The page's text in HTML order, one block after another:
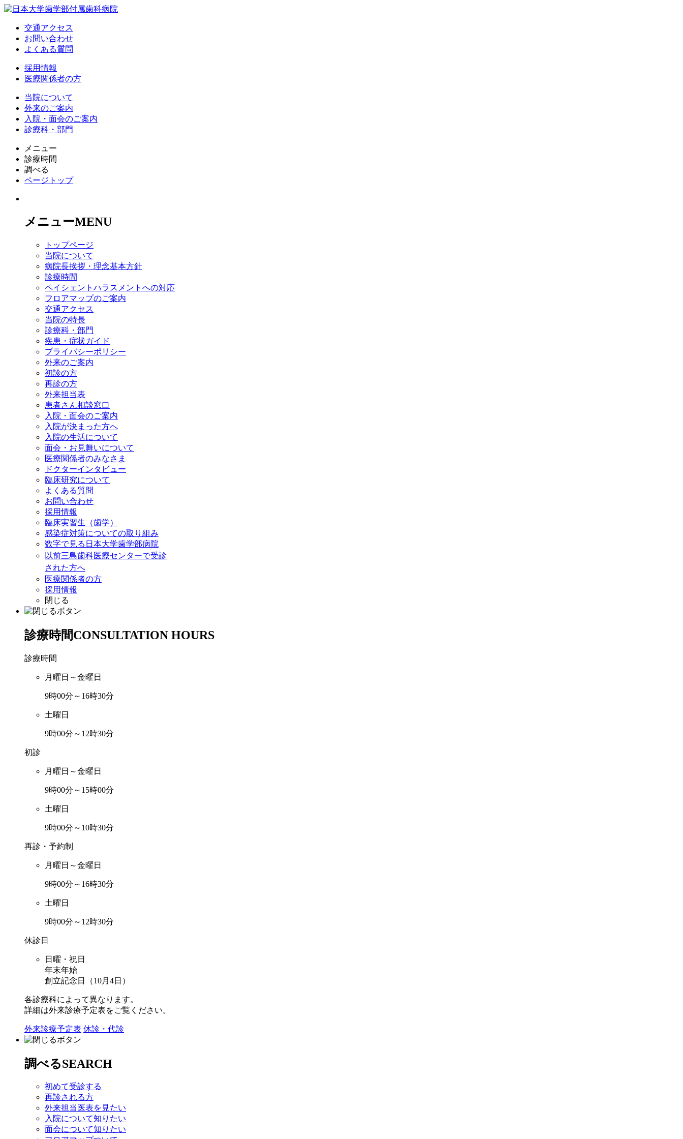
交通アクセス
お問い合わせ
よくある質問
採用情報
医療関係者の方
当院について
外来のご案内
入院・面会のご案内
診療科・部門
メニュー
診療時間
調べる
ページトップ
メニューMENU
トップページ
当院について
病院長挨拶・理念基本方針
診療時間
ペイシェントハラスメントへの対応
フロアマップのご案内
交通アクセス
当院の特長
診療科・部門
疾患・症状ガイド
プライバシーポリシー
外来のご案内
初診の方
再診の方
外来担当表
患者さん相談窓口
入院・面会のご案内
入院が決まった方へ
入院の生活について
面会・お見舞いについて
医療関係者のみなさま
ドクターインタビュー
臨床研究について
よくある質問
お問い合わせ
採用情報
臨床実習生（歯学）
感染症対策についての取り組み
数字で見る日本大学歯学部病院
以前三島歯科医療センターで受診
された方へ
医療関係者の方
採用情報
閉じる
診療時間CONSULTATION HOURS
診療時間
月曜日～金曜日
9時00分～16時30分
土曜日
9時00分～12時30分
初診
月曜日～金曜日
9時00分～15時00分
土曜日
9時00分～10時30分
再診・予約制
月曜日～金曜日
9時00分～16時30分
土曜日
9時00分～12時30分
休診日
日曜・祝日
年末年始
創立記念日（10月4日）
各診療科によって異なります。
詳細は外来診療予定表をご覧ください。
外来診療予定表 休診・代診
調べるSEARCH
初めて受診する
再診される方
外来担当医表を見たい
入院について知りたい
面会について知りたい